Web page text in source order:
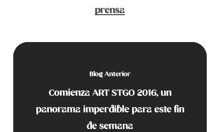
prensa
Blog Anterior
Comienza ART STGO 2016, un
panorama imperdible para este fin
de semana